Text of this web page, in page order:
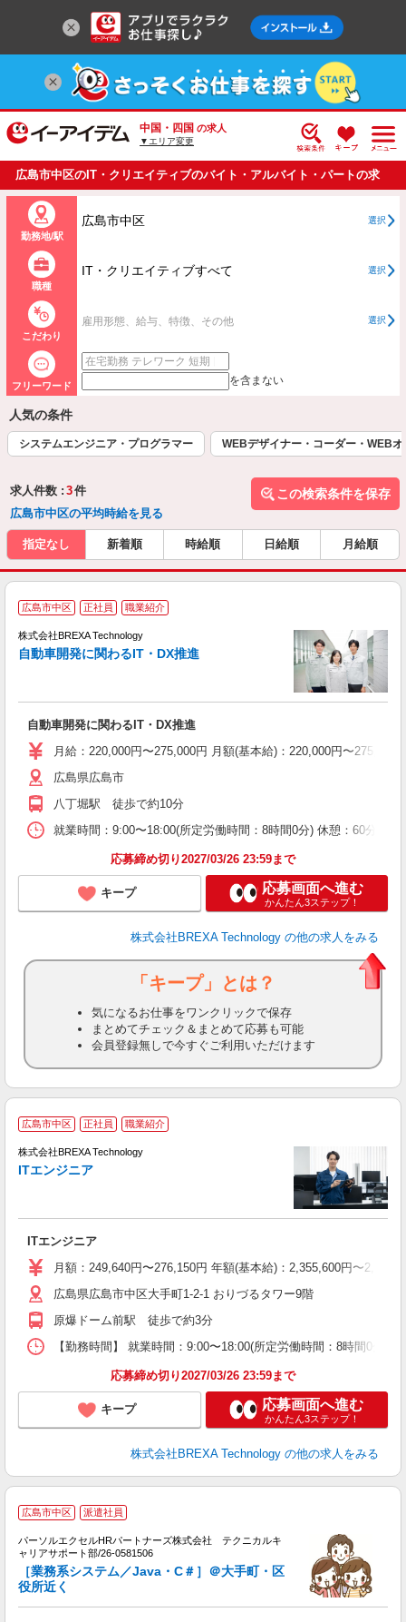
中国・四国 の求人
▼エリア変更
広島市中区のIT・クリエイティブのバイト・アルバイト・パートの求
人情報一覧
勤務地/駅
広島市中区 選択
職種
IT・クリエイティブすべて 選択
こだわり
雇用形態、給与、特徴、その他 選択
フリーワード を含まない
人気の条件
システムエンジニア・プログラマー WEBデザイナー・コーダー・WEBオ
求人件数 : 3件
広島市中区の平均時給を見る
この検索条件を保存
指定なし 新着順 時給順 日給順 月給順
広島市中区 正社員 職業紹介
株式会社BREXA Technology
自動車開発に関わるIT・DX推進
自動車開発に関わるIT・DX推進
月給：220,000円〜275,000円 月額(基本給)：220,000円〜
広島県広島市
八丁堀駅 徒歩で約10分
就業時間：9:00〜18:00(所定労働時間：8時間0分) 休憩：60分 時
応募締め切り2027/03/26 23:59まで
キープ 応募画面へ進む
かんたん3ステップ！
株式会社BREXA Technology の他の求人をみる
「キープ」とは？
気になるお仕事をワンクリックで保存
まとめてチェック＆まとめて応募も可能
会員登録無しで今すぐご利用いただけます
広島市中区 正社員 職業紹介
株式会社BREXA Technology
ITエンジニア
ITエンジニア
月額：249,640円〜276,150円 年額(基本給)：2,355,600円〜
広島県広島市中区大手町1-2-1 おりづるタワー9階
原爆ドーム前駅 徒歩で約3分
【勤務時間】 就業時間：9:00〜18:00(所定労働時間：8時間0分
応募締め切り2027/03/26 23:59まで
キープ 応募画面へ進む
かんたん3ステップ！
株式会社BREXA Technology の他の求人をみる
広島市中区 派遣社員
パーソルエクセルHRパートナーズ株式会社 テクニカルキ
ャリアサポート部/26-0581506
［業務系システム／Java・C＃］＠大手町・区
役所近く